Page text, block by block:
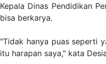
Kepala Dinas Pendidikan
bisa berkarya.
"Tidak hanya puas seperti
itu harapan saya," kata